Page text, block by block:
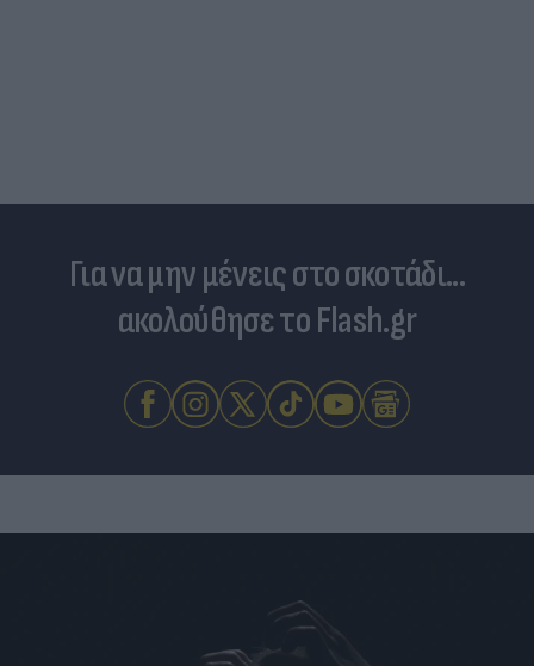
Για να μην μένεις στο σκοτάδι...
ακολούθησε το Flash.gr